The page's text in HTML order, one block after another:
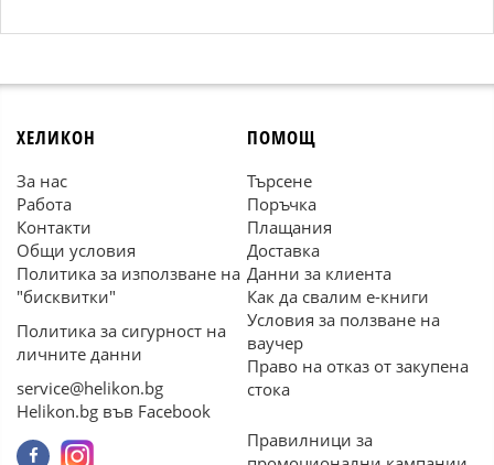
ХЕЛИКОН
За нас
Работа
Контакти
Общи условия
Политика за използване на
"бисквитки"
Политика за сигурност на
личните данни
service@helikon.bg
Helikon.bg във Facebook
ПОМОЩ
Търсене
Поръчка
Плащания
Доставка
Данни за клиента
Как да свалим е-книги
Условия за ползване на
ваучер
Право на отказ от закупена
стока
Правилници за